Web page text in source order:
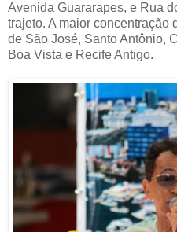
Avenida Guararapes, e Rua
trajeto. A maior concentração
de São José, Santo Antônio,
Boa Vista e Recife Antigo.